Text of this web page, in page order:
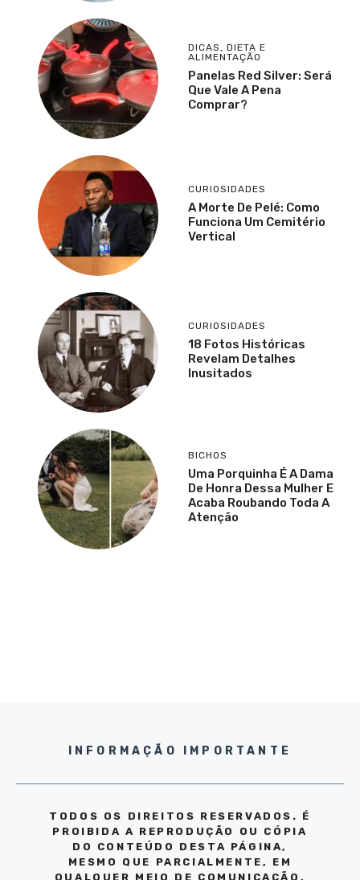
DICAS, DIETA E
ALIMENTAÇÃO
Panelas Red Silver: Será
Que Vale A Pena
Comprar?
CURIOSIDADES
A Morte De Pelé: Como
Funciona Um Cemitério
Vertical
CURIOSIDADES
18 Fotos Históricas
Revelam Detalhes
Inusitados
BICHOS
Uma Porquinha É A Dama
De Honra Dessa Mulher E
Acaba Roubando Toda A
Atenção
INFORMAÇÃO IMPORTANTE
TODOS OS DIREITOS RESERVADOS. É
PROIBIDA A REPRODUÇÃO OU CÓPIA
DO CONTEÚDO DESTA PÁGINA,
MESMO QUE PARCIALMENTE, EM
QUALQUER MEIO DE COMUNICAÇÃO,